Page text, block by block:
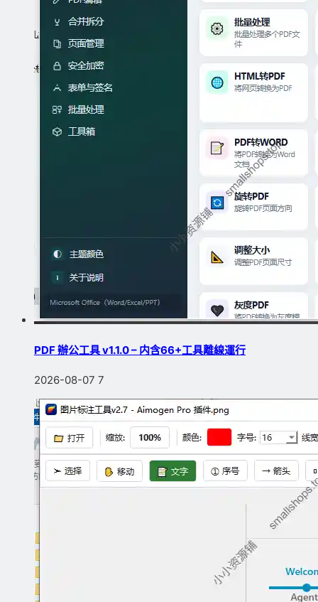
PDF 辦公工具 v1.1.0 – 内含66+工具離線運行
2026-08-07 7